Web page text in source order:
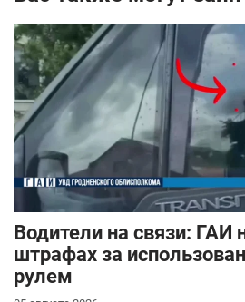
Водители на связи: ГАИ
штрафах за
рулем